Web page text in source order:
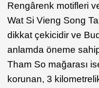
Rengârenk motifleri
Wat Si Vieng Song
dikkat çekicidir ve
anlamda öneme
Tham So mağarası
korunan, 3